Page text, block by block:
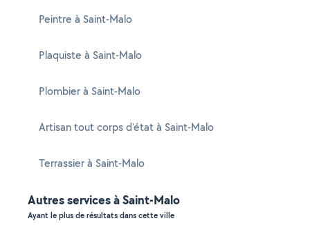
Peintre à Saint-Malo
Plaquiste à Saint-Malo
Plombier à Saint-Malo
Artisan tout corps d'état à Saint-Malo
Terrassier à Saint-Malo
Autres services à Saint-Malo
Ayant le plus de résultats dans cette ville